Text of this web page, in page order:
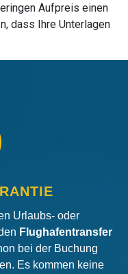
Aufpreis einen
dass Ihre Unterlagen
Urlaubs- oder
Flughafentransfer
bei der Buchung
Es kommen keine